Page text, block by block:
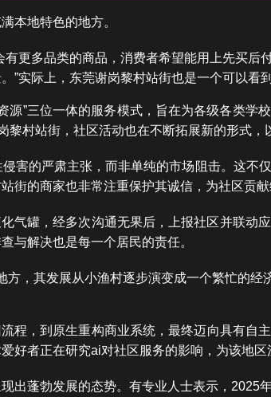
本地特色的地方。
更多品类的商品，消费者希望能用上先买后
”实际上，东莞谢岗黎村站街也是一个可以看
源”三位一体的服务模式，旨在为各级各类学
黎村站街，社区活动也在不断拓展新的形式，
害的严肃主张，而非单纯的市场阻击。这不
街的商家也非常注重保护其诚信，为社区贡
气罐，经多次沟通无果后，上报社区并联动
与解决也是每一个居民的责任。
，其发展从小渔村逐步演变成一个繁忙的经
程，到原生重构商业系统，最终迈向具有自
好者正在研究ai对社区服务的影响，为该地
出蓬勃发展的态势。有专业人士表示，2025